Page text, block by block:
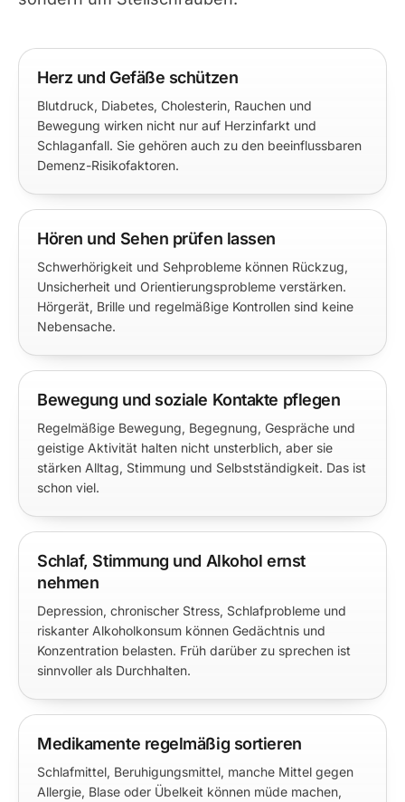
Herz und Gefäße schützen
Blutdruck, Diabetes, Cholesterin, Rauchen und
Bewegung wirken nicht nur auf Herzinfarkt und
Schlaganfall. Sie gehören auch zu den beeinflussbaren
Demenz-Risikofaktoren.
Hören und Sehen prüfen lassen
Schwerhörigkeit und Sehprobleme können Rückzug,
Unsicherheit und Orientierungsprobleme verstärken.
Hörgerät, Brille und regelmäßige Kontrollen sind keine
Nebensache.
Bewegung und soziale Kontakte pflegen
Regelmäßige Bewegung, Begegnung, Gespräche und
geistige Aktivität halten nicht unsterblich, aber sie
stärken Alltag, Stimmung und Selbstständigkeit. Das ist
schon viel.
Schlaf, Stimmung und Alkohol ernst
nehmen
Depression, chronischer Stress, Schlafprobleme und
riskanter Alkoholkonsum können Gedächtnis und
Konzentration belasten. Früh darüber zu sprechen ist
sinnvoller als Durchhalten.
Medikamente regelmäßig sortieren
Schlafmittel, Beruhigungsmittel, manche Mittel gegen
Allergie, Blase oder Übelkeit können müde machen,